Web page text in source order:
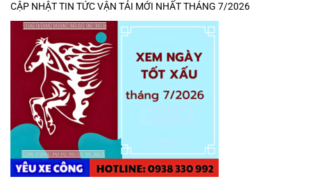
CẬP NHẬT TIN TỨC VẬN TẢI MỚI NHẤT THÁNG 7/2026